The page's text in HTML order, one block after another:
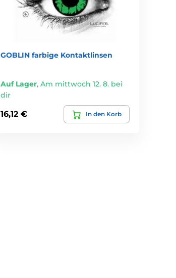
GOBLIN farbige Kontaktlinsen
Auf Lager,Am mittwoch 12. 8. bei
dir
16,12 € In den Korb